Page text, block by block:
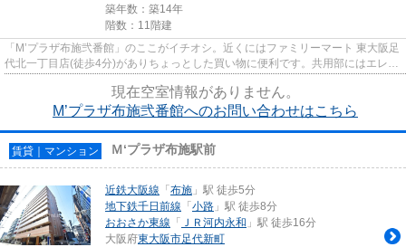
築年数：築14年
階数：11階建
「M’プラザ布施弐番館」のここがイチオシ。近くにはファミリーマート 東大阪足
代北一丁目店(徒歩4分)がありちょっとした買い物に便利です。共用部にはエレベ
ータ・敷地内ごみ置き場な...
現在空室情報がありません。
M’プラザ布施弐番館へのお問い合わせはこちら
賃貸｜マンション Ｍ‘プラザ布施駅前
近鉄大阪線 「布施 」駅 徒歩5分
地下鉄千日前線 「小路 」駅 徒歩8分
おおさか東線 「 ＪＲ河内永和 」駅 徒歩16分
大阪府東大阪市足代新町